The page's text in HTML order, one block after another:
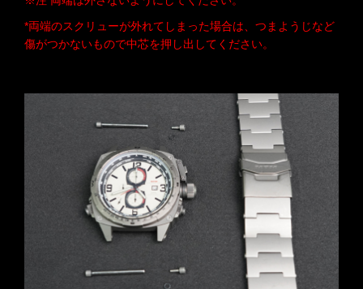
*両端のスクリューが外れてしまった場合は、つまようじなど
傷がつかないもので中芯を押し出してください。